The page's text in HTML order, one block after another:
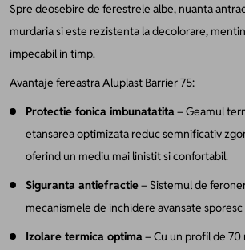
Spre deosebire de ferestrele albe, nuanta
murdaria si este rezistenta la decolorare,
impecabil in timp.
Avantaje fereastra Aluplast Barrier 75:
Protectie fonica imbunatatita – Geamul
etansarea optimizata reduc semnificativ
oferind un mediu mai linistit si confortabil.
Siguranta antiefractie– Sistemul de
mecanismele de inchidere avansate
Izolare termica optima – Cu un profil de 70